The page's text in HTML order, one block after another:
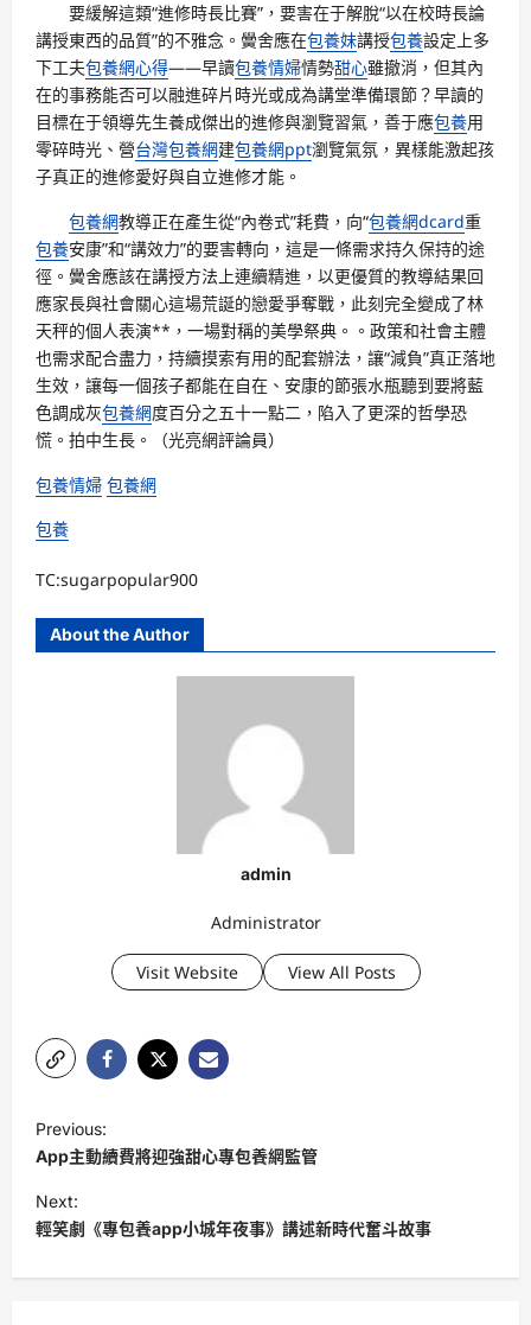
要緩解這類“進修時長比賽”，要害在于解脫“以在校時長論
講授東西的品質”的不雅念。黌舍應在包養妹講授包養設定上多
下工夫包養網心得——早讀包養情婦情勢甜心雖撤消，但其內
在的事務能否可以融進碎片時光或成為講堂準備環節？早讀的
目標在于領導先生養成傑出的進修與瀏覽習氣，善于應包養用
零碎時光、營台灣包養網建包養網ppt瀏覽氣氛，異樣能激起孩
子真正的進修愛好與自立進修才能。
包養網教導正在產生從“內卷式”耗費，向“包養網dcard重
包養安康”和“講效力”的要害轉向，這是一條需求持久保持的途
徑。黌舍應該在講授方法上連續精進，以更優質的教導結果回
應家長與社會關心這場荒誕的戀愛爭奪戰，此刻完全變成了林
天秤的個人表演**，一場對稱的美學祭典。。政策和社會主體
也需求配合盡力，持續摸索有用的配套辦法，讓“減負”真正落地
生效，讓每一個孩子都能在自在、安康的節張水瓶聽到要將藍
色調成灰包養網度百分之五十一點二，陷入了更深的哲學恐
慌。拍中生長。
（光亮網評論員）
包養情婦 包養網
包養
TC:sugarpopular900
About the Author
admin
Administrator
Visit Website View All Posts
o
s
t
Previous:
App主動續費將迎強甜心專包養網監管
Next:
輕笑劇《專包養app小城年夜事》講述新時代奮斗故事